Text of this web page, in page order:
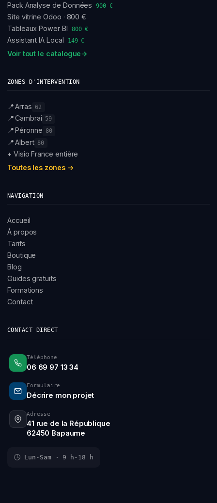
Pack Analyse de Données 900 €
Site vitrine Odoo · 800 €
Tableaux Power BI 800 €
Assistant IA Local 149 €
Voir tout le catalogue→
ZONES D'INTERVENTION
📍Arras 62
📍Cambrai 59
📍Péronne 80
📍Albert 80
+ Visio France entière
Toutes les zones →
NAVIGATION
Accueil
À propos
Tarifs
Boutique
Blog
Guides gratuits
Formations
Contact
CONTACT DIRECT
Téléphone
06 69 97 13 34
Formulaire
Décrire mon projet
Adresse
41 rue de la République
62450 Bapaume
🕒 Lun-Sam · 9 h-18 h